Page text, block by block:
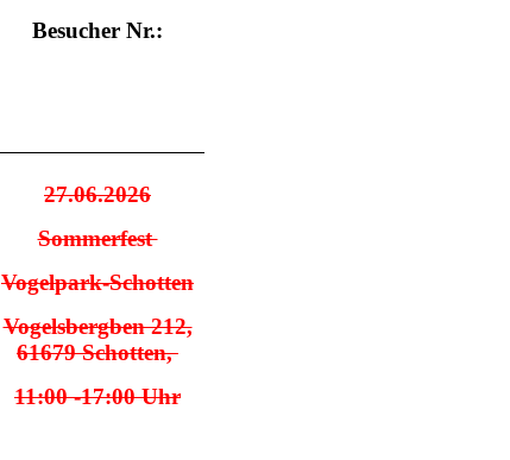
Besucher Nr.:
27.06.2026
Sommerfest
Vogelpark-Schotten
Vogelsbergben 212,
61679 Schotten,
11:00 -17:00 Uhr